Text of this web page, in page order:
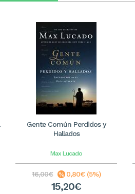
Gente Común Perdidos y
Hallados
Max Lucado
16,00€ 0,80€ (5%)
15,20€